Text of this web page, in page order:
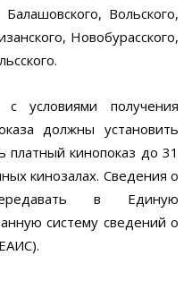
Вольского,
Новобурасского,
условиями получения
должны установить
платный кинопоказ до 31
кинозалах. Сведения о
в Единую
систему сведений о